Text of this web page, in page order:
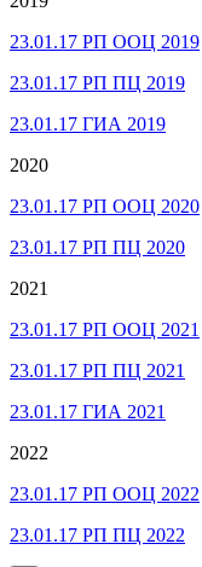
23.01.17 РП ООЦ 2019
23.01.17 РП ПЦ 2019
23.01.17 ГИА 2019
2020
23.01.17 РП ООЦ 2020
23.01.17 РП ПЦ 2020
2021
23.01.17 РП ООЦ 2021
23.01.17 РП ПЦ 2021
23.01.17 ГИА 2021
2022
23.01.17 РП ООЦ 2022
23.01.17 РП ПЦ 2022